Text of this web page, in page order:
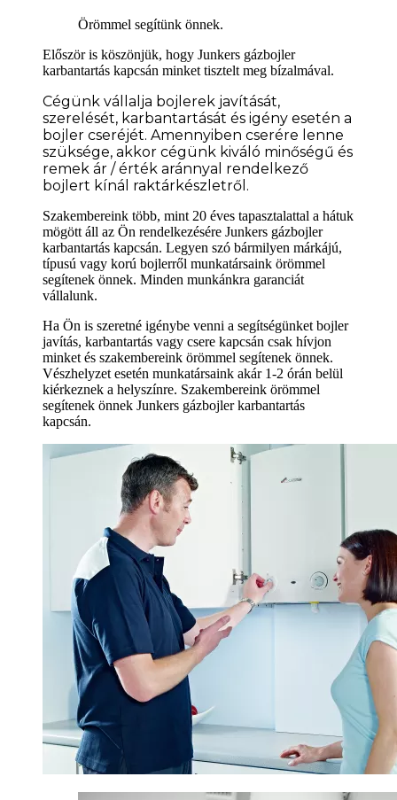
Örömmel segítünk önnek.
Először is köszönjük, hogy Junkers gázbojler
karbantartás kapcsán minket tisztelt meg bízalmával.
Cégünk vállalja bojlerek javítását,
szerelését, karbantartását és igény esetén a
bojler cseréjét. Amennyiben cserére lenne
szüksége, akkor cégünk kiváló minőségű és
remek ár / érték aránnyal rendelkező
bojlert kínál raktárkészletről.
Szakembereink több, mint 20 éves tapasztalattal a hátuk
mögött áll az Ön rendelkezésére Junkers gázbojler
karbantartás kapcsán. Legyen szó bármilyen márkájú,
típusú vagy korú bojlerről munkatársaink örömmel
segítenek önnek. Minden munkánkra garanciát
vállalunk.
Ha Ön is szeretné igénybe venni a segítségünket bojler
javítás, karbantartás vagy csere kapcsán csak hívjon
minket és szakembereink örömmel segítenek önnek.
Vészhelyzet esetén munkatársaink akár 1-2 órán belül
kiérkeznek a helyszínre. Szakembereink örömmel
segítenek önnek Junkers gázbojler karbantartás
kapcsán.